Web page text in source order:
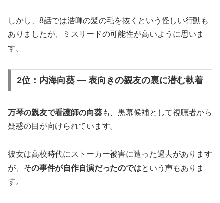
しかし、8話では浩暉の髪の毛を抜くという怪しい行動も
ありましたが、ミスリードの可能性が高いように思いま
す。
2位：内海向葵 ― 表向きの親友の裏に潜む執着
万琴の親友で看護師の向葵も、黒幕候補として視聴者から
疑惑の目が向けられています。
彼女は高校時代にストーカー被害に遭った過去があります
が、 その事件が自作自演だったのではという声もありま
す。